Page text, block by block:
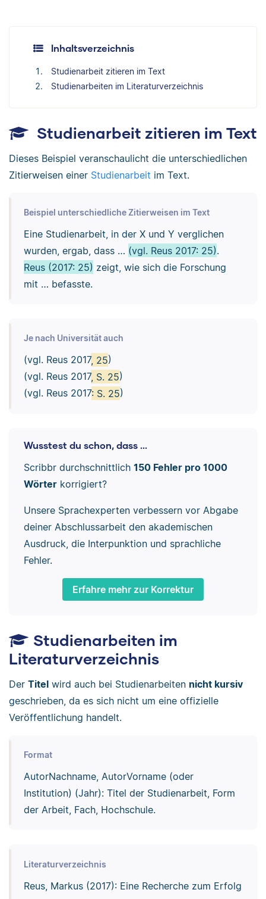
Inhaltsverzeichnis
Studienarbeit zitieren im Text
Studienarbeiten im Literaturverzeichnis
Studienarbeit zitieren im Text
Dieses Beispiel veranschaulicht die unterschiedlichen
Zitierweisen einer Studienarbeit im Text.
Beispiel unterschiedliche Zitierweisen im Text
Eine Studienarbeit, in der X und Y verglichen
wurden, ergab, dass … (vgl. Reus 2017: 25).
Reus (2017: 25) zeigt, wie sich die Forschung
mit … befasste.
Je nach Universität auch
(vgl. Reus 2017, 25)
(vgl. Reus 2017, S. 25)
(vgl. Reus 2017: S. 25)
Wusstest du schon, dass ...
Scribbr durchschnittlich 150 Fehler pro 1000
Wörterkorrigiert?
Unsere Sprachexperten verbessern vor Abgabe
deiner Abschlussarbeit den akademischen
Ausdruck, die Interpunktion und sprachliche
Fehler.
Erfahre mehr zur Korrektur
Studienarbeiten im
Literaturverzeichnis
Der Titel wird auch bei Studienarbeiten nicht kursiv
geschrieben, da es sich nicht um eine offizielle
Veröffentlichung handelt.
Format
AutorNachname, AutorVorname (oder
Institution) (Jahr): Titel der Studienarbeit, Form
der Arbeit, Fach, Hochschule.
Literaturverzeichnis
Reus, Markus (2017): Eine Recherche zum Erfolg